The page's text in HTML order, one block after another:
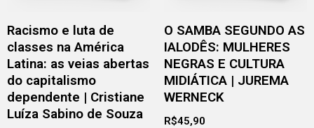
Racismo e luta de
classes na América
Latina: as veias abertas
do capitalismo
dependente | Cristiane
Luíza Sabino de Souza
O SAMBA SEGUNDO AS
IALODÊS: MULHERES
NEGRAS E CULTURA
MIDIÁTICA | JUREMA
WERNECK
R$45,90